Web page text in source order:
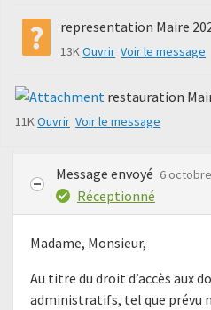
representation Maire
13KOuvrir Voir le message
restauration
11KOuvrir Voir le message
Message envoyé 6
Réceptionné
Madame, Monsieur,
Au titre du droit d’accès aux
administratifs, tel que prévu